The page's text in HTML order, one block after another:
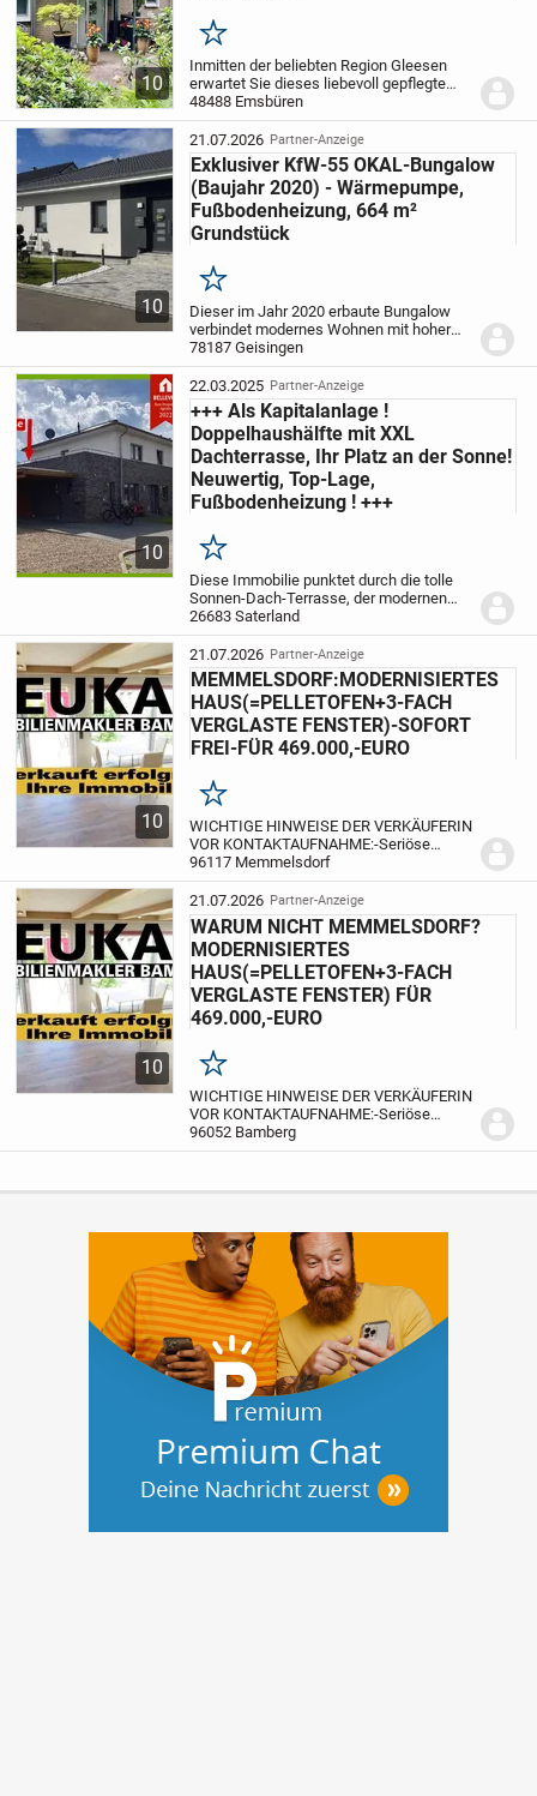
10
Merken
Inmitten der beliebten Region Gleesen
erwartet Sie dieses liebevoll gepflegte
Ferienhaus auf einem großzügigen
Erbbaugrundstück von ca. 783 m². Die
ruhige Lage in unmittelbarer Nähe zum
See, das...
48488 Emsbüren
10
21.07.2026 Partner-Anzeige
Exklusiver KfW-55 OKAL-Bungalow
(Baujahr 2020) - Wärmepumpe,
Fußbodenheizung, 664 m²
Grundstück
Merken
Dieser im Jahr 2020 erbaute Bungalow
verbindet modernes Wohnen mit hoher
Energieeffizienz und einer durchdachten
Raumaufteilung auf einer Ebene.Der helle
Wohn-, Ess- und Kochbereich bildet das...
78187 Geisingen
10
22.03.2025 Partner-Anzeige
+++ Als Kapitalanlage !
Doppelhaushälfte mit XXL
Dachterrasse, Ihr Platz an der Sonne!
Neuwertig, Top-Lage,
Fußbodenheizung ! +++
Merken
Diese Immobilie punktet durch die tolle
Sonnen-Dach-Terrasse, der modernen
Ausstattung, idealer Raumaufteilung und
Top-Wohnlage. Die hier angebotene DHH
ist sehr gut vermietet. Die Kaltmiete-
Einnahm...
26683 Saterland
10
21.07.2026 Partner-Anzeige
MEMMELSDORF:MODERNISIERTES
HAUS(=PELLETOFEN+3-FACH
VERGLASTE FENSTER)-SOFORT
FREI-FÜR 469.000,-EURO
Merken
WICHTIGE HINWEISE DER VERKÄUFERIN
VOR KONTAKTAUFNAHME:-Seriöse
Anfragen werden, bei Vorlage eines
Finanzierungs- bzw.
Eigenmittelnachweises -welcher
zwingend erforderlich ist- gerne
beantwortet.-U...
96117 Memmelsdorf
10
21.07.2026 Partner-Anzeige
WARUM NICHT MEMMELSDORF?
MODERNISIERTES
HAUS(=PELLETOFEN+3-FACH
VERGLASTE FENSTER) FÜR
469.000,-EURO
Merken
WICHTIGE HINWEISE DER VERKÄUFERIN
VOR KONTAKTAUFNAHME:-Seriöse
Anfragen werden, bei Vorlage eines
Finanzierungs- bzw.
96052 Bamberg